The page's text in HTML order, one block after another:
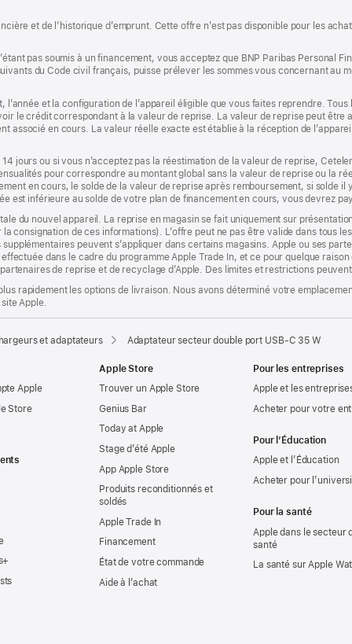
et de l’historique d’emprunt. Cette offre n’est pas disponible pour les
pas soumis à un financement, vous acceptez que BNP Paribas Personal
du Code civil français, puisse prélever les sommes vous concernant au
l’année et la configuration de l’appareil éligible que vous faites reprendre.
le crédit correspondant à la valeur de reprise. La valeur de reprise peut être
associé en cours. La valeur réelle exacte est établie à la réception de
jours ou si vous n’acceptez pas la réestimation de la valeur de reprise,
pour correspondre au montant global sans la valeur de reprise ou la
en cours, le solde de la valeur de reprise après remboursement, si solde il
est inférieure au solde de votre plan de financement en cours, vous devrez
du nouvel appareil. La reprise en magasin se fait uniquement sur
consignation de ces informations). L’offre peut ne pas être valide dans tous
peuvent s’appliquer dans certains magasins. Apple ou ses
dans le cadre du programme Apple Trade In, et ce pour quelque
de reprise et de recyclage d’Apple. Des limites et restrictions
rapidement les options de livraison. Nous avons déterminé votre
Apple.
et adaptateurs Adaptateur secteur double port USB-C 35 W
Apple
Store
Apple Store
Trouver un Apple Store
Genius Bar
Today at Apple
Stage d’été Apple
App Apple Store
Produits reconditionnés et
soldés
Apple Trade In
Financement
État de votre commande
Aide à l’achat
Pour les entreprises
Apple et les
Acheter pour votre
Pour l’Éducation
Apple et l’Éducation
Acheter pour
Pour la santé
Apple dans le secteur
santé
La santé sur Apple